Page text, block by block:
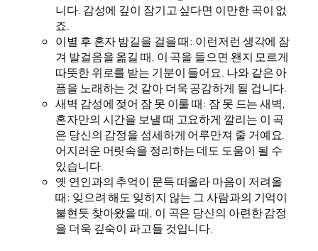
니다. 감성에 깊이 잠기고 싶다면 이만한 곡이 없
죠.
이별 후 혼자 밤길을 걸을 때: 이런저런 생각에 잠
겨 발걸음을 옮길 때, 이 곡을 들으면 왠지 모르게
따뜻한 위로를 받는 기분이 들어요. 나와 같은 아
픔을 노래하는 것 같아 더욱 공감하게 될 겁니다.
새벽 감성에 젖어 잠 못 이룰 때: 잠 못 드는 새벽,
혼자만의 시간을 보낼 때 고요하게 깔리는 이 곡
은 당신의 감정을 섬세하게 어루만져 줄 거예요.
어지러운 머릿속을 정리하는 데도 도움이 될 수
있습니다.
옛 연인과의 추억이 문득 떠올라 마음이 저려올
때: 잊으려 해도 잊히지 않는 그 사람과의 기억이
불현듯 찾아왔을 때, 이 곡은 당신의 아련한 감정
을 더욱 깊숙이 파고들 것입니다.